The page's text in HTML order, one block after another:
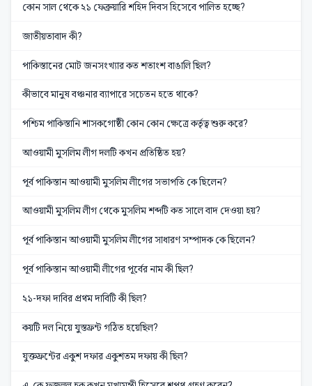
কোন সাল থেকে ২১ ফেব্রুয়ারি শহিদ দিবস হিসেবে পালিত হচ্ছে?
জাতীয়তাবাদ কী?
পাকিস্তানের মোট জনসংখ্যার কত শতাংশ বাঙালি ছিল?
কীভাবে মানুষ বঞ্চনার ব্যাপারে সচেতন হতে থাকে?
পশ্চিম পাকিস্তানি শাসকগোষ্ঠী কোন কোন ক্ষেত্রে কর্তৃত্ব শুরু করে?
আওয়ামী মুসলিম লীগ দলটি কখন প্রতিষ্ঠিত হয়?
পূর্ব পাকিস্তান আওয়ামী মুসলিম লীগের সভাপতি কে ছিলেন?
আওয়ামী মুসলিম লীগ থেকে মুসলিম শব্দটি কত সালে বাদ দেওয়া হয়?
পূর্ব পাকিস্তান আওয়ামী মুসলিম লীগের সাধারণ সম্পাদক কে ছিলেন?
পূর্ব পাকিস্তান আওয়ামী লীগের পূর্বের নাম কী ছিল?
২১-দফা দাবির প্রথম দাবিটি কী ছিল?
কয়টি দল নিয়ে যুস্তফ্রন্ট গঠিত হয়েছিল?
যুক্তফ্রন্টের একুশ দফার একুশতম দফায় কী ছিল?